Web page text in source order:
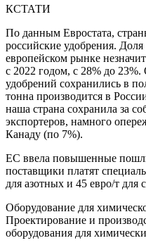
КСТАТИ
По данным Евростата,
российские удобрения.
европейском рынке
с 2022 годом, с 28% до
удобрений сохранились в
тонна производится в
наша страна сохранила за
экспортеров, намного
Канаду (по 7%).
ЕС ввела повышенные
поставщики платят
для азотных и 45 евро/т
Оборудование для
Проектирование и
оборудования для